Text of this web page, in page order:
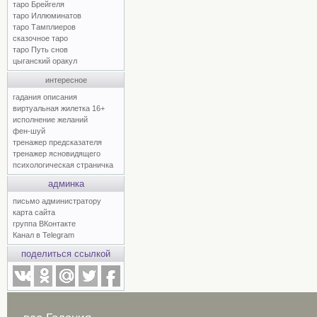
таро Брейгеля
таро Иллюминатов
таро Тамплиеров
сказочное таро
таро Путь снов
цыганский оракул
интересное
гадания описания
виртуальная жилетка 16+
исполнение желаний
фен-шуй
тренажер предсказателя
тренажер ясновидящего
психологическая страничка
админка
письмо администратору
карта сайта
группа ВКонтакте
Канал в Telegram
поделиться ссылкой